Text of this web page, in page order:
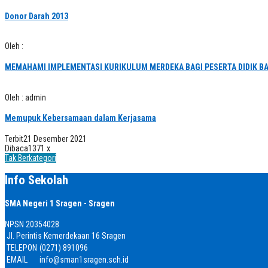
Donor Darah 2013
Oleh :
MEMAHAMI IMPLEMENTASI KURIKULUM MERDEKA BAGI PESERTA DIDIK
Oleh : admin
Memupuk Kebersamaan dalam Kerjasama
Terbit21 Desember 2021
Dibaca1371 x
Tak Berkategori
Info Sekolah
SMA Negeri 1 Sragen - Sragen
NPSN 20354028
Jl. Perintis Kemerdekaan 16 Sragen
TELEPON (0271) 891096
EMAIL
info@sman1sragen.sch.id